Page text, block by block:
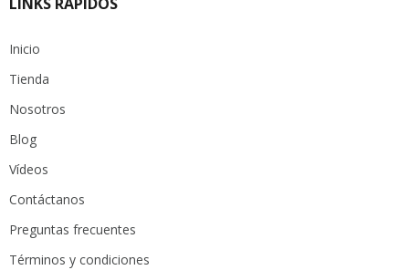
Inicio
Tienda
Nosotros
Blog
Vídeos
Contáctanos
Preguntas frecuentes
Términos y condiciones